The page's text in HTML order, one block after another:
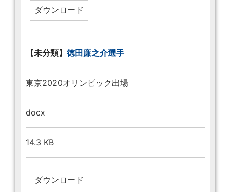
【未分類】 徳田廉之介選手
東京2020オリンピック出場
docx
14.3 KB